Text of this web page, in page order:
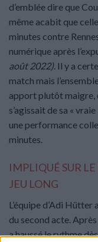
d’emblée dire que
même acabit que
minutes contre
numérique après
août 2022). Il y a
match mais
apport plutôt maigre,
s’agissait de sa «
une performance
minutes.
IMPLIQUÉ SUR
JEU LONG
L’équipe d’Adi
du second acte.
a haussé le rythme